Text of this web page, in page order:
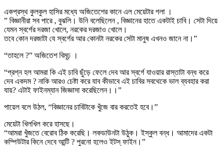
একপ্রস্থ কুলকুল হাসির মধ্যে অজিতেশের কানে এল মেয়েটার গলা ।
” বিজ্ঞানীরা সব পারে , বুঝলি। উনি বলেছিলেন , বিজ্ঞানের হাতে একটাই চাবি। সেটা দিয়ে
যেমন স্বর্গের দরজা খোলে, নরকের দরজাও খোলে।
তবে কোন দরজাটা যে স্বর্গের আর কোনটা নরকের সেটা মানুষ এখনও জানে না।”
“তাহলে ?” অজিতেশ বিমূঢ় ।
“প্রশ্ন হল আমরা কি এই চাবি ছুঁড়ে ফেলে দেব আর স্বর্গে যাওয়ার রাস্তাটা বন্ধ করে
দেব একদম ? নাকি আরও চেষ্টা করে যাব কীভাবে এই চাবির সবথেকে ভাল ব্যবহার করা
যায়? এটাই ফাইনম্যান জিজ্ঞাসা করেছিলেন।।”
পায়েল বলে উঠল, “বিজ্ঞানের চাবিটাকে খুঁজে বার করতেই হবে।”
মেয়েটা খিলখিল করে হাসছে।
“আমরা খুঁজতে বেরোব ঠিক করেছি। লকডাউনটা উঠুক। ইস্কুল বন্ধ। আমাদের একটা
কম্পিউটার কিনে দেবে আন্টি ? পুরনো হলেও ইটস্ ফাইন।”